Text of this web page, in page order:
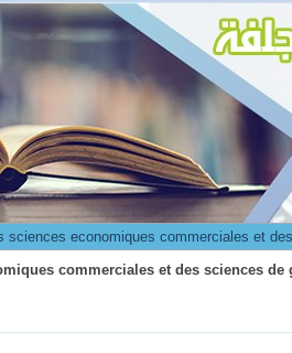
commerciales et des sciences de
sciences economiques commerciales et
commerciales et des sciences de